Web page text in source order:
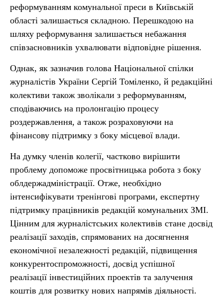
реформуванням комунальної преси в Київській
області залишається складною. Перешкодою на
шляху реформування залишається небажання
співзасновників ухвалювати відповідне рішення.
Однак, як зазначив голова Національної спілки
журналістів України Сергій Томіленко, й редакційні
колективи також зволікали з реформуванням,
сподіваючись на пролонгацію процесу
роздержавлення, а також розраховуючи на
фінансову підтримку з боку місцевої влади.
На думку членів колегії, частково вирішити
проблему допоможе просвітницька робота з боку
облдержадміністрації. Отже, необхідно
інтенсифікувати тренінгові програми, експертну
підтримку працівників редакцій комунальних ЗМІ.
Цінним для журналістських колективів стане досвід
реалізації заходів, спрямованих на досягнення
економічної незалежності редакцій, підвищення
конкурентоспроможності, досвід успішної
реалізації інвестиційних проектів та залучення
коштів для розвитку нових напрямів діяльності.